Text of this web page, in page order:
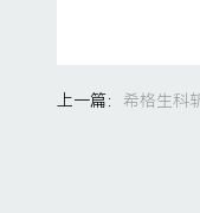
上一篇： 希格生科